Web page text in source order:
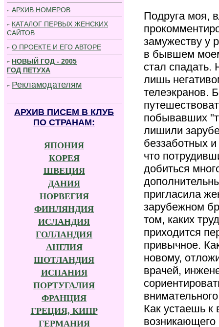
АРХИВ НОМЕРОВ
КАТАЛОГ ПЕРВЫХ ЖЕНСКИХ
САЙТОВ
О ПРОЕКТЕ И ЕГО АВТОРЕ
НОВЫЙ ГОД - 2005
ГОД ПЕТУХА
Рекламодателям
АРХИВ ПИСЕМ В КЛУБ
ПО СТРАНАМ:
ЯПОНИЯ
КОРЕЯ
ШВЕЦИЯ
ДАНИЯ
НОРВЕГИЯ
ФИНЛЯНДИЯ
ИСЛАНДИЯ
ГОЛЛАНДИЯ
АНГЛИЯ
ШОТЛАНДИЯ
ИСПАНИЯ
ПОРТУГАЛИЯ
ФРАНЦИЯ
ГРЕЦИЯ, КИПР
ГЕРМАНИЯ
Подруга моя,
замужеству у
в бывшем
стал спадать.
лишь
телеэкранов.
побывавших
лишили
беззаботных
что
добиться
пригласила
зарубежном
том, каких
приходится
привычное.
новому,
врачей,
Как устаешь к
возникающего